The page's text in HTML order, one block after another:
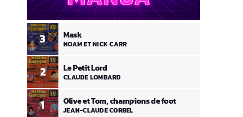
1 Olive et Tom, champions de foot
JEAN-CLAUDE CORBEL
2 Le Petit Lord
CLAUDE LOMBARD
3 Mask
NOAM ET NICK CARR